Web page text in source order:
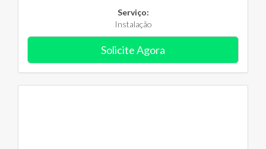
Serviço:
Instalação
Solicite Agora